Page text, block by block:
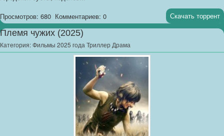
Просмотров: 680 Комментариев: 0 Скачать торрент
Племя чужих (2025)
Категория:Фильмы 2025 года Триллер Драма